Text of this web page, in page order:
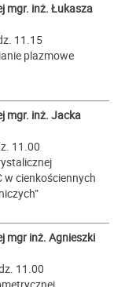
mgr. inż. Łukasza
11.15
plazmowe
mgr. inż. Jacka
11.00
cienkościennych
mgr inż. Agnieszki
11.00